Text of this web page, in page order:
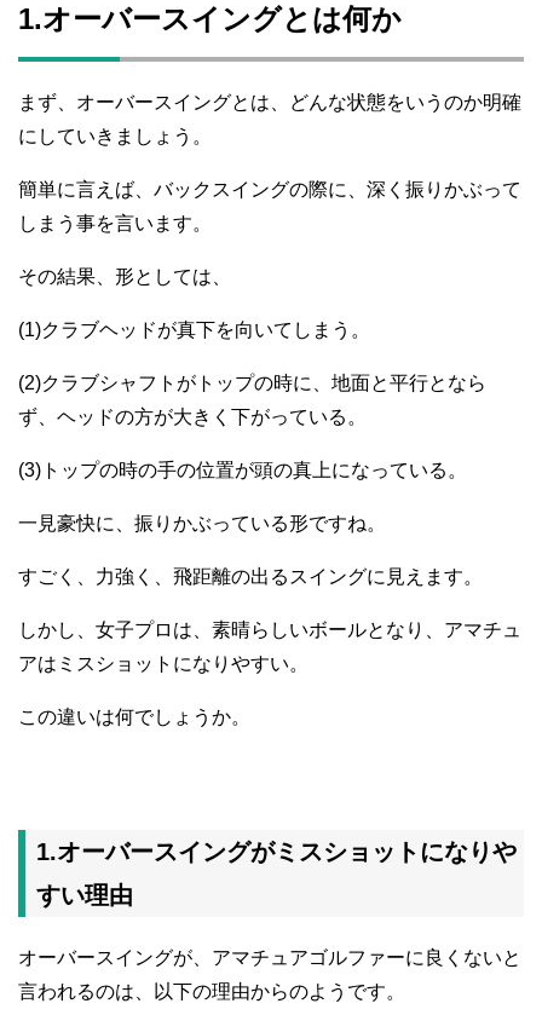
1.オーバースイングとは何か
まず、オーバースイングとは、どんな状態をいうのか明確
にしていきましょう。
簡単に言えば、バックスイングの際に、深く振りかぶって
しまう事を言います。
その結果、形としては、
(1)クラブヘッドが真下を向いてしまう。
(2)クラブシャフトがトップの時に、地面と平行となら
ず、ヘッドの方が大きく下がっている。
(3)トップの時の手の位置が頭の真上になっている。
一見豪快に、振りかぶっている形ですね。
すごく、力強く、飛距離の出るスイングに見えます。
しかし、女子プロは、素晴らしいボールとなり、アマチュ
アはミスショットになりやすい。
この違いは何でしょうか。
1.オーバースイングがミスショットになりや
すい理由
オーバースイングが、アマチュアゴルファーに良くないと
言われるのは、以下の理由からのようです。